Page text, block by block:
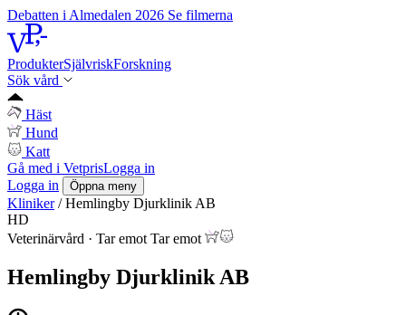
Debatten i Almedalen 2026 Se filmerna
ProdukterSjälvriskForskning
Sök vård
Häst
Hund
Katt
Gå med i VetprisLogga in
Logga in
Öppna meny
Kliniker / Hemlingby Djurklinik AB
HD
Veterinärvård · Tar emot Tar emot
Hemlingby Djurklinik AB